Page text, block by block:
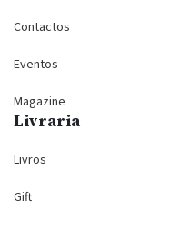
Contactos
Eventos
Magazine
Livraria
Livros
Gift